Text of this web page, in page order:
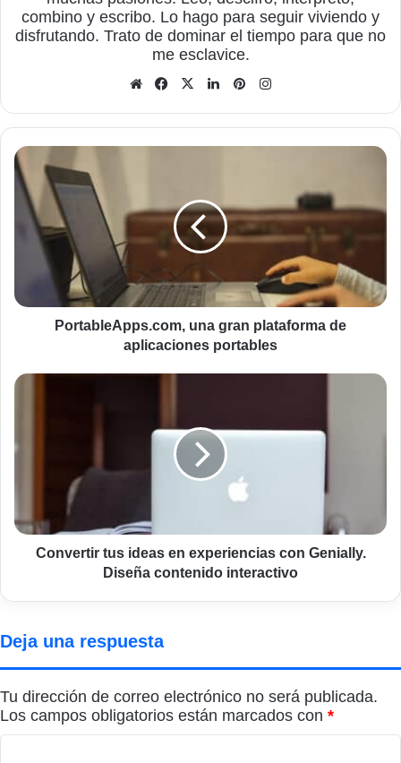
combino y escribo. Lo hago para seguir viviendo y
disfrutando. Trato de dominar el tiempo para que no
me esclavice.
Sitio
Facebook
X LinkedInPinterest
PortableApps.com,
una
gran
plataforma
aplicaciones
portables
PortableApps.com, una gran plataforma de
aplicaciones portables
Convertir
experiencias
Genially.
contenido
interactivo
Convertir tus ideas en experiencias con Genially.
Diseña contenido interactivo
Deja una respuesta
Tu dirección de correo electrónico no será publicada.
Los campos obligatorios están marcados con *